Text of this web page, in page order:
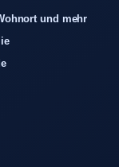
und mehr